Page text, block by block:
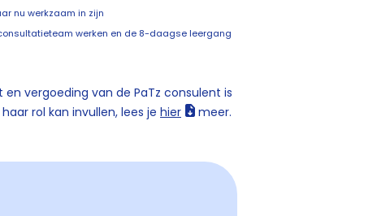
nu werkzaam in zijn
werken en de 8-daagse leergang
vergoeding van de PaTz consulent is
rol kan invullen, lees je hier meer.